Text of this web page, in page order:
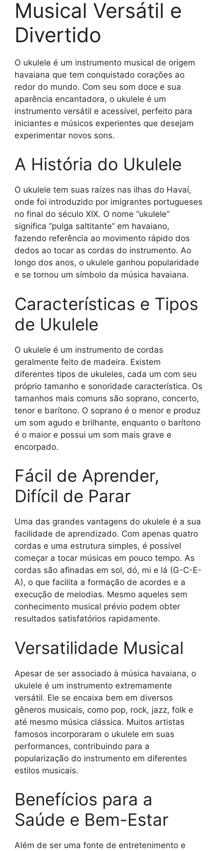
Musical Versátil e
Divertido
O ukulele é um instrumento musical de origem
havaiana que tem conquistado corações ao
redor do mundo. Com seu som doce e sua
aparência encantadora, o ukulele é um
instrumento versátil e acessível, perfeito para
iniciantes e músicos experientes que desejam
experimentar novos sons.
A História do Ukulele
O ukulele tem suas raízes nas ilhas do Havaí,
onde foi introduzido por imigrantes portugueses
no final do século XIX. O nome “ukulele”
significa “pulga saltitante” em havaiano,
fazendo referência ao movimento rápido dos
dedos ao tocar as cordas do instrumento. Ao
longo dos anos, o ukulele ganhou popularidade
e se tornou um símbolo da música havaiana.
Características e Tipos
de Ukulele
O ukulele é um instrumento de cordas
geralmente feito de madeira. Existem
diferentes tipos de ukuleles, cada um com seu
próprio tamanho e sonoridade característica. Os
tamanhos mais comuns são soprano, concerto,
tenor e barítono. O soprano é o menor e produz
um som agudo e brilhante, enquanto o barítono
é o maior e possui um som mais grave e
encorpado.
Fácil de Aprender,
Difícil de Parar
Uma das grandes vantagens do ukulele é a sua
facilidade de aprendizado. Com apenas quatro
cordas e uma estrutura simples, é possível
começar a tocar músicas em pouco tempo. As
cordas são afinadas em sol, dó, mi e lá (G-C-E-
A), o que facilita a formação de acordes e a
execução de melodias. Mesmo aqueles sem
conhecimento musical prévio podem obter
resultados satisfatórios rapidamente.
Versatilidade Musical
Apesar de ser associado à música havaiana, o
ukulele é um instrumento extremamente
versátil. Ele se encaixa bem em diversos
gêneros musicais, como pop, rock, jazz, folk e
até mesmo música clássica. Muitos artistas
famosos incorporaram o ukulele em suas
performances, contribuindo para a
popularização do instrumento em diferentes
estilos musicais.
Benefícios para a
Saúde e Bem-Estar
Além de ser uma fonte de entretenimento e